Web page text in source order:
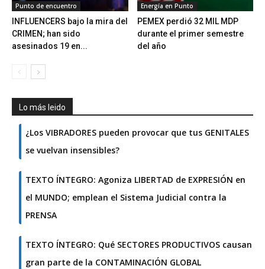
Punto de encuentro
INFLUENCERS bajo la mira del
CRIMEN; han sido
asesinados 19 en...
Energía en Punto
PEMEX perdió 32 MIL MDP
durante el primer semestre
del año
Lo más leido
¿Los VIBRADORES pueden provocar que tus GENITALES
se vuelvan insensibles?
TEXTO ÍNTEGRO: Agoniza LIBERTAD de EXPRESIÓN en
el MUNDO; emplean el Sistema Judicial contra la
PRENSA
TEXTO ÍNTEGRO: Qué SECTORES PRODUCTIVOS causan
gran parte de la CONTAMINACIÓN GLOBAL